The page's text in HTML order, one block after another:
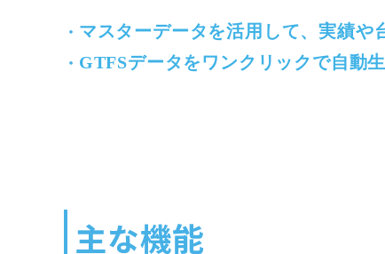
・ マスターデータを活用して、実績や
・ GTFSデータをワンクリックで自動
主な機能